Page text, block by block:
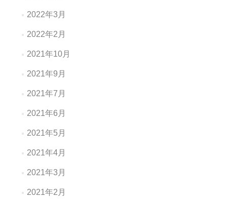
2022年3月
2022年2月
2021年10月
2021年9月
2021年7月
2021年6月
2021年5月
2021年4月
2021年3月
2021年2月